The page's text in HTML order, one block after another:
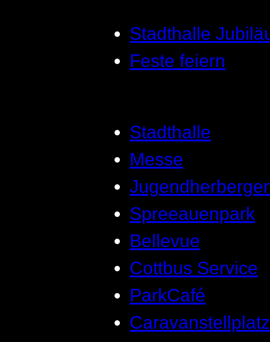
Stadthalle
Feste feiern
Stadthalle
Messe
Spreeauenpark
Bellevue
Cottbus Service
ParkCafé
Caravanstellplatz